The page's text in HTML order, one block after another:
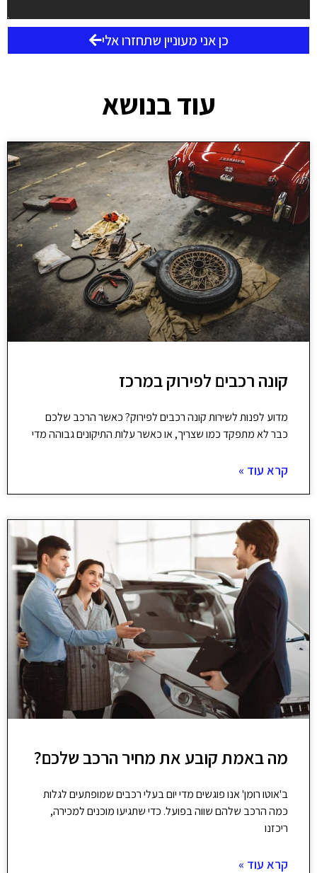
כן אני מעוניין שתחזרו אלי
עוד בנושא
קונה רכבים לפירוק במרכז
מדוע לפנות לשירות קונה רכבים לפירוק? כאשר הרכב שלכם
כבר לא מתפקד כמו שצריך, או כאשר עלות התיקונים גבוהה מדי
קרא עוד »
מה באמת קובע את מחיר הרכב שלכם?
ב'אוטו רומן' אנו פוגשים מדי יום בעלי רכבים שמופתעים לגלות
כמה הרכב שלהם שווה בפועל. כדי שתגיעו מוכנים למכירה,
ריכזנו
קרא עוד »